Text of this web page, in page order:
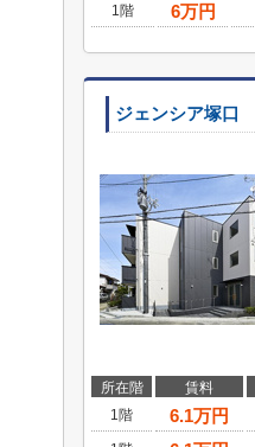
1階
6万円
ジェンシア塚口
所在階 賃料
1階
6.1万円